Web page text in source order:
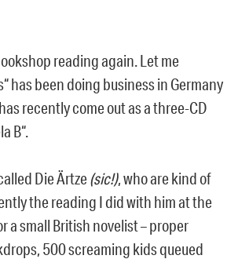
reading again. Let me
has been doing business in Germany
recently come out as a three-CD
B“.
Die Ärtze(sic!), who are kind of
the reading I did with him at the
a small British novelist – proper
500 screaming kids queued